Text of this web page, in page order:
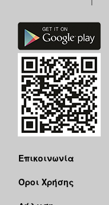
Επικοινωνία
Όροι Χρήσης